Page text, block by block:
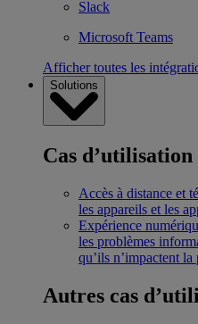
Slack
Microsoft Teams
Afficher toutes les
Solutions
Cas
Accès à distance et
les appareils et les
Expérience
les problèmes
qu’ils n’impactent
Autres cas